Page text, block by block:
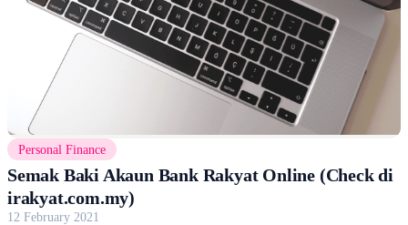
Personal Finance
Semak Baki Akaun Bank Rakyat Online (Check di
irakyat.com.my)
12 February 2021